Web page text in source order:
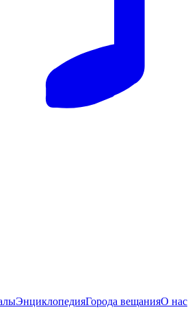
ЭнциклопедияГорода вещанияО нас